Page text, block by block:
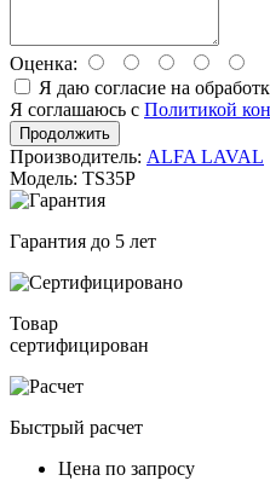
Оценка:
Я даю согласие на
Я соглашаюсь с Политикой
Продолжить
Производитель: ALFA LAVAL
Модель: TS35P
Гарантия до 5 лет
Товар
сертифицирован
Быстрый расчет
Цена по запросу